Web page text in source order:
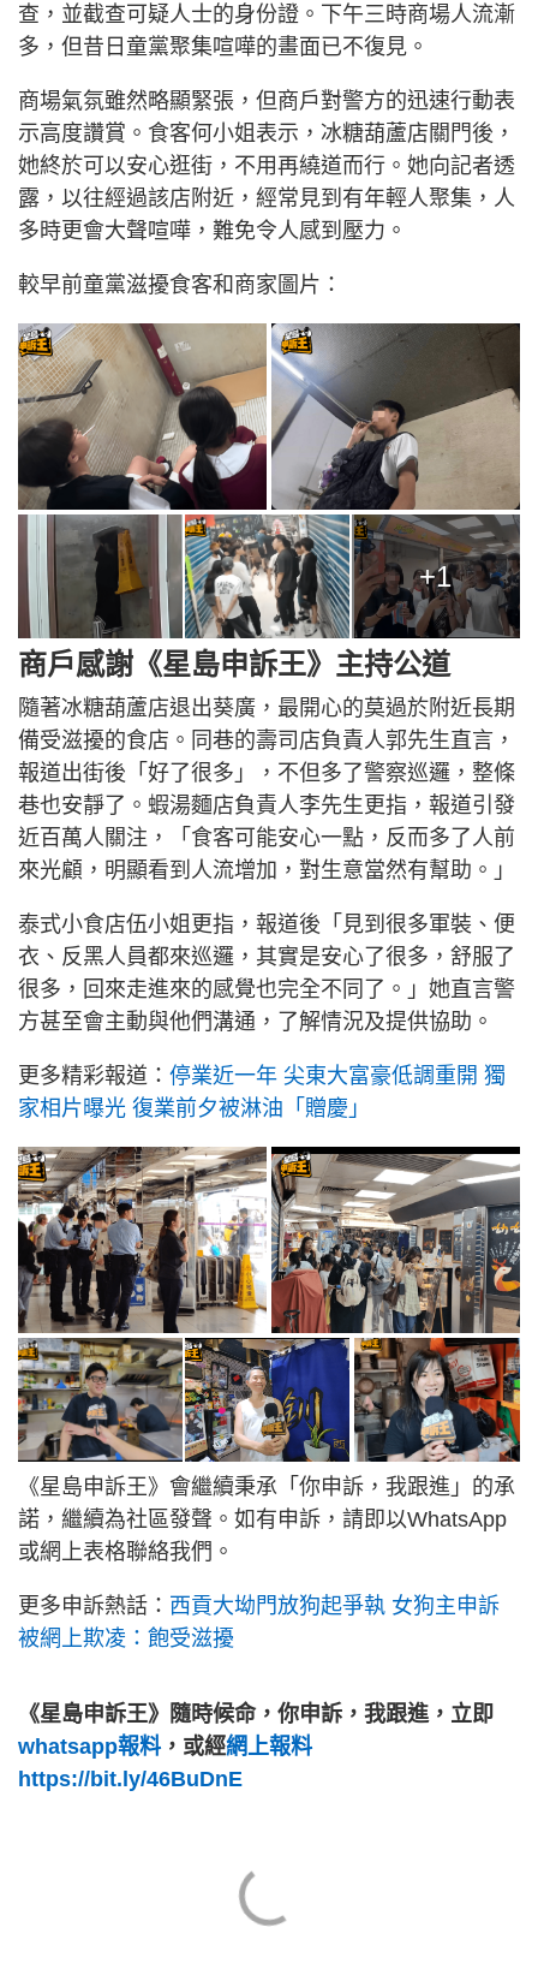
查，並截查可疑人士的身份證。下午三時商場人流漸
多，但昔日童黨聚集喧嘩的畫面已不復見。
商場氣氛雖然略顯緊張，但商戶對警方的迅速行動表
示高度讚賞。食客何小姐表示，冰糖葫蘆店關門後，
她終於可以安心逛街，不用再繞道而行。她向記者透
露，以往經過該店附近，經常見到有年輕人聚集，人
多時更會大聲喧嘩，難免令人感到壓力。
較早前童黨滋擾食客和商家圖片：
+1
商戶感謝《星島申訴王》主持公道
隨著冰糖葫蘆店退出葵廣，最開心的莫過於附近長期
備受滋擾的食店。同巷的壽司店負責人郭先生直言，
報道出街後「好了很多」，不但多了警察巡邏，整條
巷也安靜了。蝦湯麵店負責人李先生更指，報道引發
近百萬人關注，「食客可能安心一點，反而多了人前
來光顧，明顯看到人流增加，對生意當然有幫助。」
泰式小食店伍小姐更指，報道後「見到很多軍裝、便
衣、反黑人員都來巡邏，其實是安心了很多，舒服了
很多，回來走進來的感覺也完全不同了。」她直言警
方甚至會主動與他們溝通，了解情況及提供協助。
更多精彩報道： 停業近一年 尖東大富豪低調重開 獨
家相片曝光 復業前夕被淋油「贈慶」
《星島申訴王》會繼續秉承「你申訴，我跟進」的承
諾，繼續為社區發聲。如有申訴，請即以WhatsApp
或網上表格聯絡我們。
更多申訴熱話： 西貢大坳門放狗起爭執 女狗主申訴
被網上欺凌：飽受滋擾
《星島申訴王》隨時候命，你申訴，我跟進，立即
whatsapp報料，或經網上報料
https://bit.ly/46BuDnE